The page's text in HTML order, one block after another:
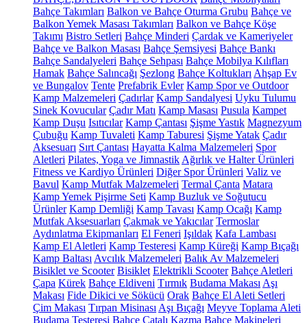
Bahçe Takımları Balkon ve Bahçe Oturma Grubu Bahçe ve
Balkon Yemek Masası Takımları Balkon ve Bahçe Köşe
Takımı Bistro Setleri Bahçe Minderi Çardak ve Kameriyeler
Bahçe ve Balkon Masası Bahçe Şemsiyesi Bahçe Bankı
Bahçe Sandalyeleri Bahçe Sehpası Bahçe Mobilya Kılıfları
Hamak Bahçe Salıncağı Şezlong Bahçe Koltukları Ahşap Ev
ve Bungalov Tente Prefabrik Evler Kamp Spor ve Outdoor
Kamp Malzemeleri Çadırlar Kamp Sandalyesi Uyku Tulumu
Sinek Kovucular Çadır Matı Kamp Masası Pusula Kampet
Kamp Duşu Isıtıcılar Kamp Çantası Şişme Yastık Magnezyum
Çubuğu Kamp Tuvaleti Kamp Taburesi Şişme Yatak Çadır
Aksesuarı Sırt Çantası Hayatta Kalma Malzemeleri Spor
Aletleri Pilates, Yoga ve Jimnastik Ağırlık ve Halter Ürünleri
Fitness ve Kardiyo Ürünleri Diğer Spor Ürünleri Valiz ve
Bavul Kamp Mutfak Malzemeleri Termal Çanta Matara
Kamp Yemek Pişirme Seti Kamp Buzluk ve Soğutucu
Ürünler Kamp Demliği Kamp Tavası Kamp Ocağı Kamp
Mutfak Aksesuarları Çakmak ve Yakıcılar Termoslar
Aydınlatma Ekipmanları El Feneri Işıldak Kafa Lambası
Kamp El Aletleri Kamp Testeresi Kamp Küreği Kamp Bıçağı
Kamp Baltası Avcılık Malzemeleri Balık Av Malzemeleri
Bisiklet ve Scooter Bisiklet Elektrikli Scooter Bahçe Aletleri
Çapa Kürek Bahçe Eldiveni Tırmık Budama Makası Aşı
Makası Fide Dikici ve Sökücü Orak Bahçe El Aleti Setleri
Çim Makası Tırpan Misinası Aşı Bıçağı Meyve Toplama Aleti
Budama Testeresi Bahçe Çatalı Kazma Bahçe Makineleri